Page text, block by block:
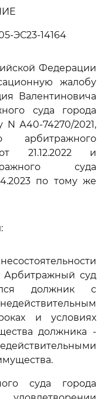
ЭС23-14164
Федерации
жалобу
Валентиновича
суда города
N А40-74270/2021,
арбитражного
21.12.2022 и
суда
по тому же
Арбитражный суд
должник с
и условиях
должника -
суда города